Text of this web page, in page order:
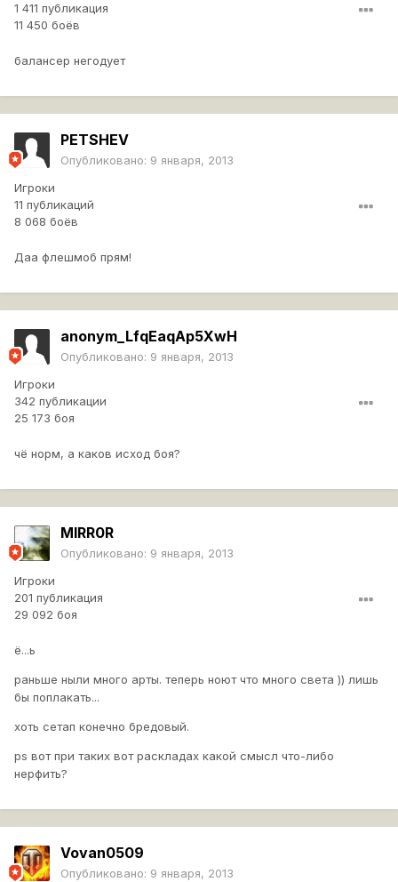
1 411 публикация
11 450 боёв
балансер негодует
PETSHEV
Опубликовано: 9 января, 2013
Игроки
11 публикаций
8 068 боёв
Даа флешмоб прям!
anonym_LfqEaqAp5XwH
Опубликовано: 9 января, 2013
Игроки
342 публикации
25 173 боя
чё норм, а каков исход боя?
MlRR0R
Опубликовано: 9 января, 2013
Игроки
201 публикация
29 092 боя
ё...ь
раньше ныли много арты. теперь ноют что много света )) лишь
бы поплакать...
хоть сетап конечно бредовый.
ps вот при таких вот раскладах какой смысл что-либо
нерфить?
Vovan0509
Опубликовано: 9 января, 2013